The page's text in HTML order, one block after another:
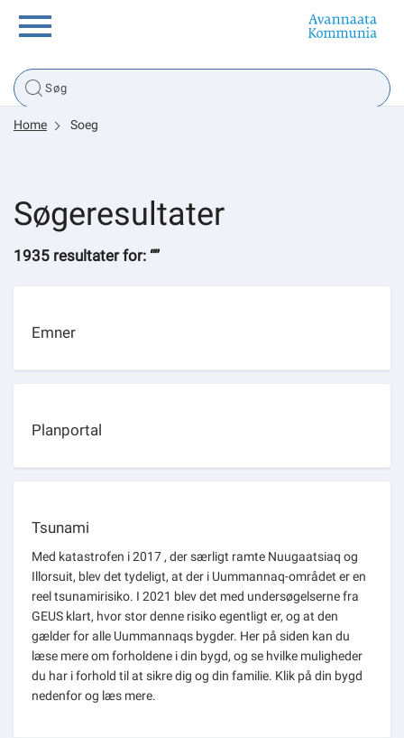
Borger
Politik
Tsunami
sullissivik.gl
Om kommunen
Home Soeg
Søgeresultater
1935 resultater for: “”
Emner
Planportal
Tsunami
Med katastrofen i 2017 , der særligt ramte Nuugaatsiaq og
Illorsuit, blev det tydeligt, at der i Uummannaq-området er en
reel tsunamirisiko. I 2021 blev det med undersøgelserne fra
GEUS klart, hvor stor denne risiko egentligt er, og at den
gælder for alle Uummannaqs bygder. Her på siden kan du
læse mere om forholdene i din bygd, og se hvilke muligheder
du har i forhold til at sikre dig og din familie. Klik på din bygd
nedenfor og læs mere.